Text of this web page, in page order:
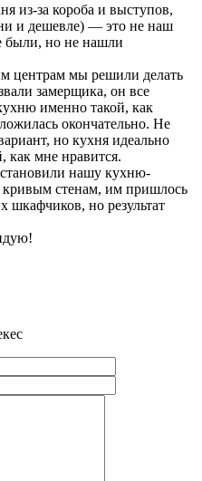
из-за короба и выступов,
и дешевле) — это не наш
были, но не нашли
центрам мы решили делать
замерщика, он все
именно такой, как
окончательно. Не
но кухня идеально
как мне нравится.
нашу кухню-
кривым стенам, им пришлось
шкафчиков, но результат